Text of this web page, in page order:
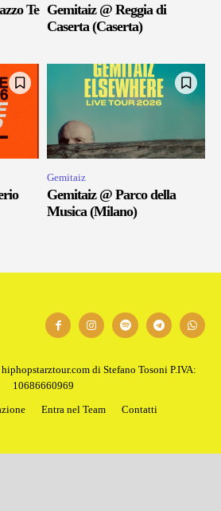
Te Gemitaiz @ Reggia di
Caserta (Caserta)
Gemitaiz
Gemitaiz @ Parco della
Musica (Milano)
di Stefano Tosoni P.IVA:
10686660969
Entra nel Team Contatti